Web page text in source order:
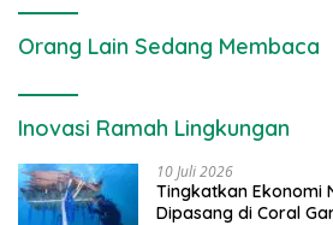
Orang Lain Sedang Membaca
Inovasi Ramah Lingkungan
10 Juli 2026
Tingkatkan Ekonomi
Dipasang di Coral